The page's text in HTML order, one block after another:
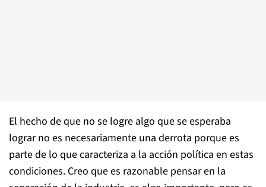
El hecho de que no se logre algo que se esperaba
lograr no es necesariamente una derrota porque es
parte de lo que caracteriza a la acción política en estas
condiciones. Creo que es razonable pensar en la